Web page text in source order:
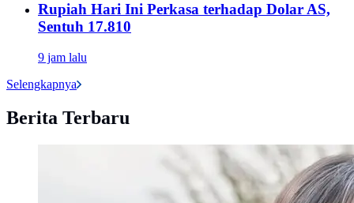
Rupiah Hari Ini Perkasa terhadap Dolar AS,
Sentuh 17.810
9 jam lalu
Selengkapnya
Berita Terbaru